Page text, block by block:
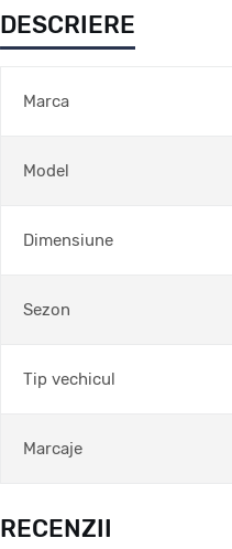
DESCRIERE
Marca
Model
Dimensiune
Sezon
Tip vechicul
Marcaje
RECENZII